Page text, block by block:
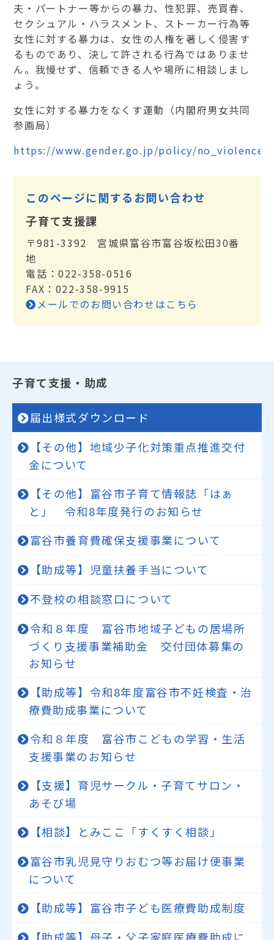
夫・パートナー等からの暴力、性犯罪、売買春、
セクシュアル・ハラスメント、ストーカー行為等
女性に対する暴力は、女性の人権を著しく侵害す
るものであり、決して許される行為ではありませ
ん。我慢せず、信頼できる人や場所に相談しまし
ょう。
女性に対する暴力をなくす運動（内閣府男女共同
参画局）
https://www.gender.go.jp/policy/no_violence/
このページに関するお問い合わせ
子育て支援課
〒981-3392 宮城県富谷市富谷坂松田30番
地
電話：022-358-0516
FAX：022-358-9915
メールでのお問い合わせはこちら
子育て支援・助成
届出様式ダウンロード
【その他】地域少子化対策重点推進交付
金について
【その他】富谷市子育て情報誌「はぁ
と」 令和8年度発行のお知らせ
富谷市養育費確保支援事業について
【助成等】児童扶養手当について
不登校の相談窓口について
令和８年度 富谷市地域子どもの居場所
づくり支援事業補助金 交付団体募集の
お知らせ
【助成等】令和8年度富谷市不妊検査・治
療費助成事業について
令和８年度 富谷市こどもの学習・生活
支援事業のお知らせ
【支援】育児サークル・子育てサロン・
あそび場
【相談】とみここ「すくすく相談」
富谷市乳児見守りおむつ等お届け便事業
について
【助成等】富谷市子ども医療費助成制度